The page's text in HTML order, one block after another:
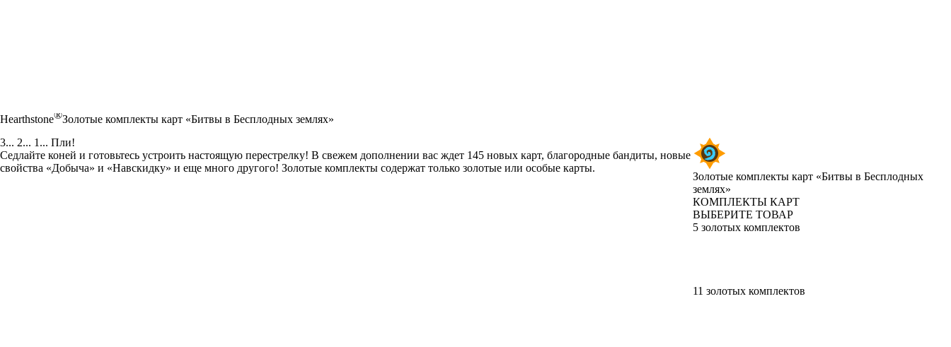
Hearthstone®Золотые комплекты карт «Битвы в Бесплодных землях»
Золотые комплекты карт «Битвы в Бесплодных
землях»
КОМПЛЕКТЫ КАРТ
ВЫБЕРИТЕ ТОВАР
5 золотых комплектов
11 золотых комплектов
3... 2... 1... Пли!
Седлайте коней и готовьтесь устроить настоящую перестрелку! В свежем дополнении вас ждет 145 новых карт, благородные бандиты, новые
свойства «Добыча» и «Навскидку» и еще много другого! Золотые комплекты содержат только золотые или особые карты.